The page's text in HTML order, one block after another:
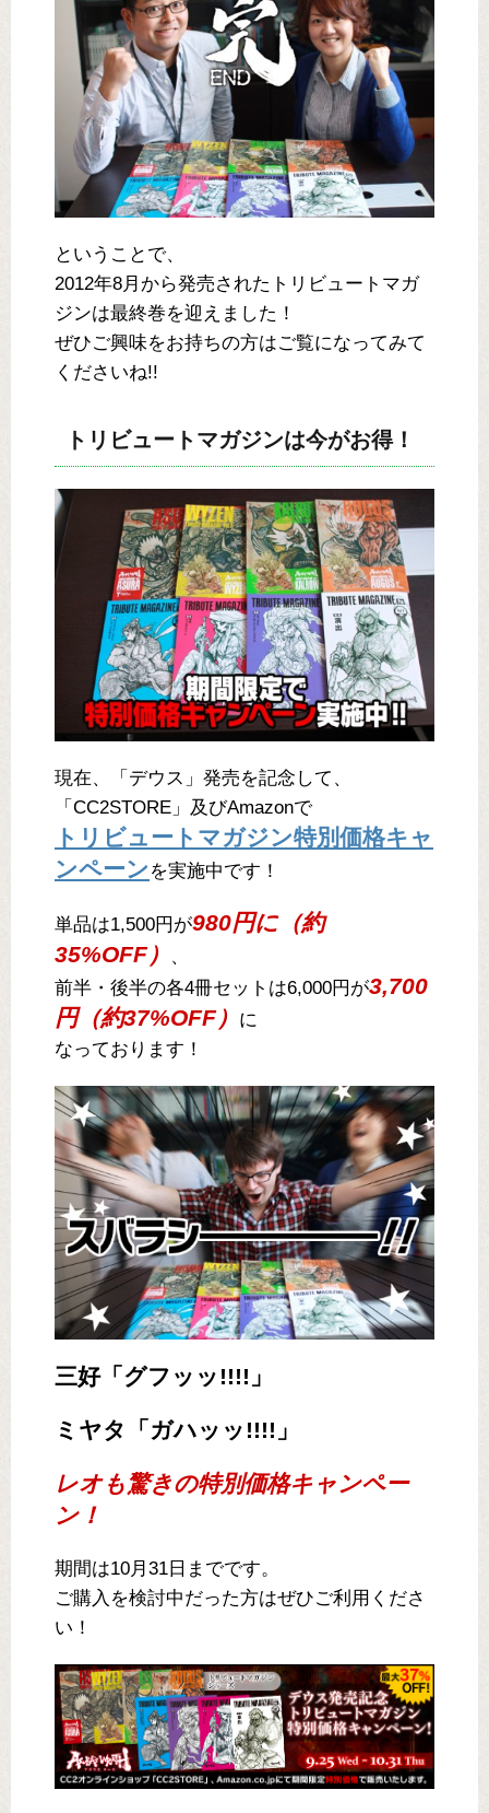
ということで、
2012年8月から発売されたトリビュートマガ
ジンは最終巻を迎えました！
ぜひご興味をお持ちの方はご覧になってみて
くださいね!!
トリビュートマガジンは今がお得！
現在、「デウス」発売を記念して、
「CC2STORE」及びAmazonで
トリビュートマガジン特別価格キャ
ンペーン を実施中です！
単品は1,500円が980円に（約
35%OFF）
、
前半・後半の各4冊セットは6,000円が3,700
円（約37%OFF）
に
なっております！
三好「グフッッ!!!!」
ミヤタ「ガハッッ!!!!」
レオも驚きの特別価格キャンペー
ン！
期間は10月31日までです。
ご購入を検討中だった方はぜひご利用くださ
い！